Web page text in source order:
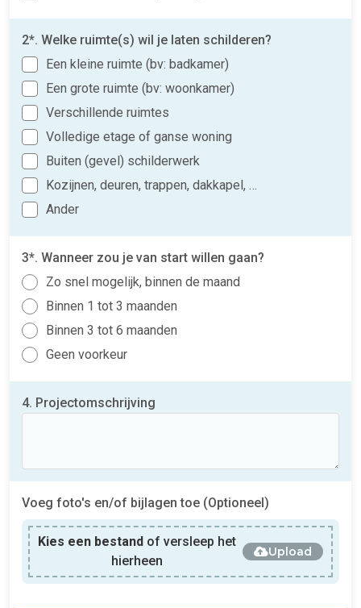
2*. Welke ruimte(s) wil je laten schilderen?
Een kleine ruimte (bv: badkamer)
Een grote ruimte (bv: woonkamer)
Verschillende ruimtes
Volledige etage of ganse woning
Buiten (gevel) schilderwerk
Kozijnen, deuren, trappen, dakkapel, …
Ander
3*. Wanneer zou je van start willen gaan?
Zo snel mogelijk, binnen de maand
Binnen 1 tot 3 maanden
Binnen 3 tot 6 maanden
Geen voorkeur
4. Projectomschrijving
Voeg foto's en/of bijlagen toe (Optioneel)
Kies een bestand of versleep het
hierheen
Upload